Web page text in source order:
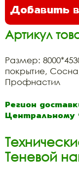
Добавить
Артикул
Размер:
покрытие,
Профнастил
Регион
Центральному
Теневой